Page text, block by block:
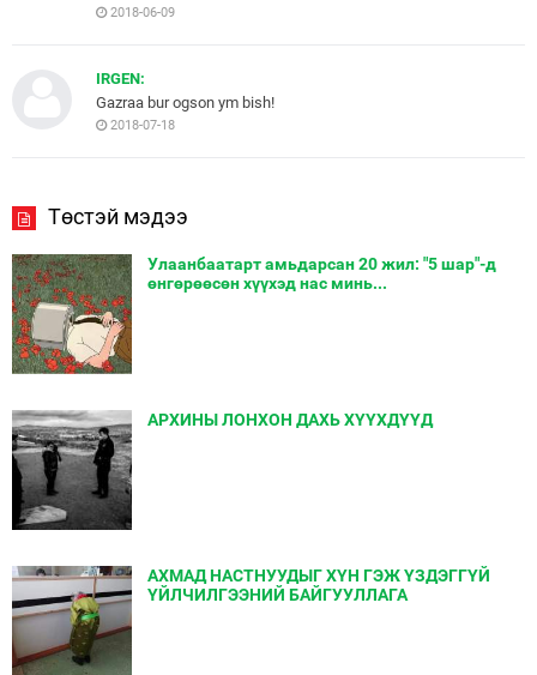
2018-06-09
IRGEN:
Gazraa bur ogson ym bish!
2018-07-18
Төстэй мэдээ
Улаанбаатарт амьдарсан 20 жил: "5 шар"-д
өнгөрөөсөн хүүхэд нас минь...
АРХИНЫ ЛОНХОН ДАХЬ ХҮҮХДҮҮД
АХМАД НАСТНУУДЫГ ХҮН ГЭЖ ҮЗДЭГГҮЙ
ҮЙЛЧИЛГЭЭНИЙ БАЙГУУЛЛАГА